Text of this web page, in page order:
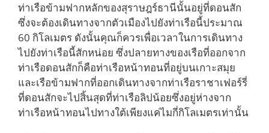
ท่าเรือข้ามฟากหลักของสุราษฎร์ธานีนั้นอยู่ที่ดอนสัก
ซึ่งจะต้องเดินทางจากตัวเมืองไปยังท่าเรือนี้ประมาณ
60 กิโลเมตร ดังนั้นคุณก็ควรเพื่อเวลาในการเดินทาง
ไปยังท่าเรือนี้สักหน่อย ซึ่งปลายทางของเรือที่ออกจาก
ท่าเรือดอนสักก็คือท่าเรือหน้าทอนที่อยู่บนเกาะสมุย
และเรือข้ามฟากที่ออกเดินทางจากท่าเรือราชาเฟอร์รี่
ที่ดอนสักจะไปสิ้นสุดที่ท่าเรือลิปน้อยซึ่งอยู่ห่างจาก
ท่าเรือหน้าทอนไปทางใต้เพียงแค่ไมกี่กิโลเมตรเท่านั้น